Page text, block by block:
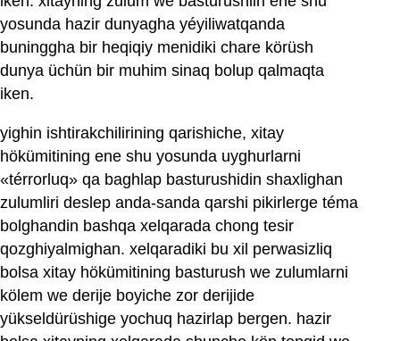
yosunda hazir dunyagha yéyiliwatqanda
buninggha bir heqiqiy menidiki chare körüsh
dunya üchün bir muhim sinaq bolup qalmaqta
iken.
yighin ishtirakchilirining qarishiche, xitay
hökümitining ‍ene shu yosunda uyghurlarni
«térrorluq» qa baghlap basturushidin shaxlighan
zulumliri deslep anda-sanda qarshi pikirlerge téma
bolghandin bashqa xelqarada chong tesir
qozghiyalmighan. xelqaradiki bu xil perwasizliq
bolsa xitay hökümitining basturush we zulumlarni
kölem we derije boyiche zor derijide
yükseldürüshige yochuq hazirlap bergen. hazir